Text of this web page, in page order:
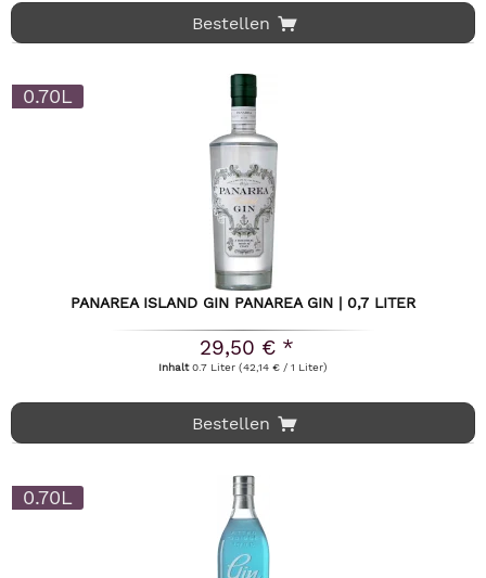
Bestellen
0.70L
PANAREA ISLAND GIN PANAREA GIN | 0,7 LITER
29,50 € *
Inhalt0.7 Liter(42,14 € / 1 Liter)
Bestellen
0.70L